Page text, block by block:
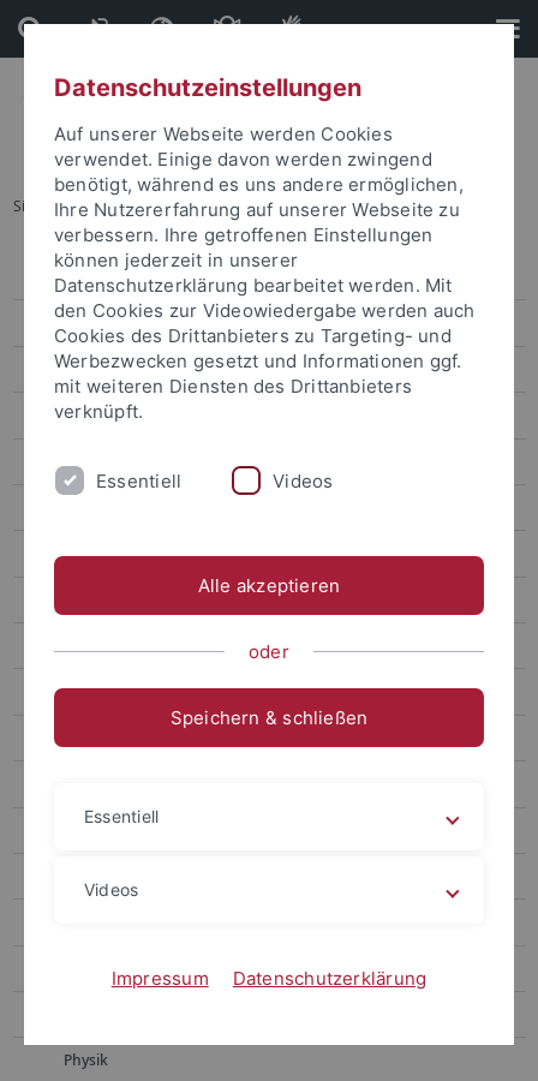
Direkt
zum
Inhalt
Direkt
zur
Fußleiste
Sie sind hier: Startseite ... Geowissenschaften
Forschungsförderung
Forschungsfördernachrichten
Ausschreibungen
Alte Kulturen
Chemie
Erziehungswissenschaft und Bildungsforschung
Geowissenschaften
Mathematik
Pharmazie
Physik
Datenschutzeinstellungen
Auf unserer Webseite werden Cookies
verwendet. Einige davon werden zwingend
benötigt, während es uns andere ermöglichen,
Ihre Nutzererfahrung auf unserer Webseite zu
verbessern. Ihre getroffenen Einstellungen
können jederzeit in unserer
Datenschutzerklärung bearbeitet werden. Mit
den Cookies zur Videowiedergabe werden auch
Cookies des Drittanbieters zu Targeting- und
Werbezwecken gesetzt und Informationen ggf.
mit weiteren Diensten des Drittanbieters
verknüpft.
Essentiell Videos
Alle akzeptieren
oder
Speichern & schließen
Essentiell
Videos
Impressum Datenschutzerklärung